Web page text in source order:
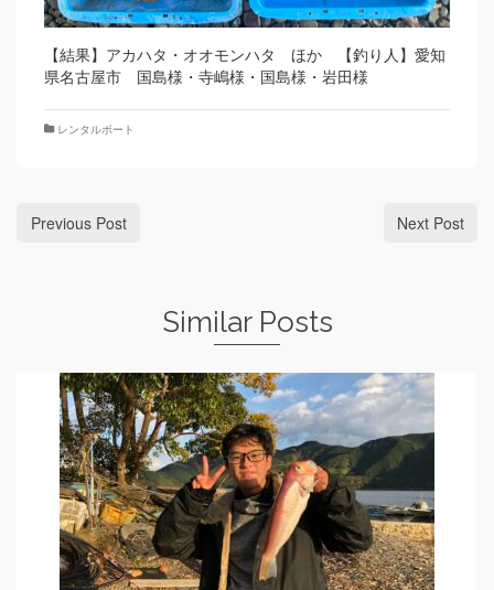
【結果】アカハタ・オオモンハタ ほか 【釣り人】愛知
県名古屋市 国島様・寺嶋様・国島様・岩田様
レンタルボート
Previous Post Next Post
Similar Posts